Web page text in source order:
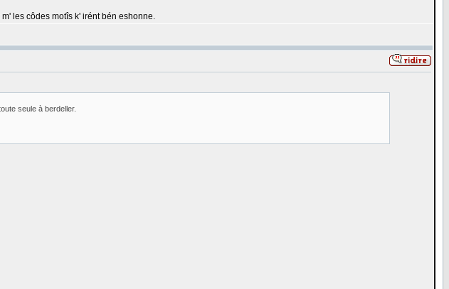
les côdes motîs k' irént bén eshonne.
seule à berdeller.